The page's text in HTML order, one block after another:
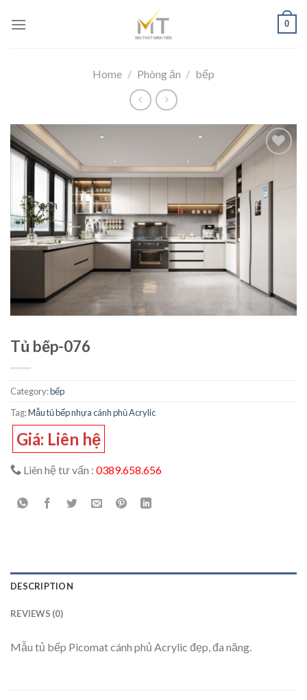
0
Home / Phòng ăn / bếp
Add to
wishlist
Tủ bếp-076
Category:bếp
Tag:Mẫu tủ bếp nhựa cánh phủ Acrylic
Giá: Liên hệ
Liên hệ tư vấn : 0389.658.656
DESCRIPTION
REVIEWS (0)
Mẫu tủ bếp Picomat cánh phủ Acrylic đẹp, đa năng.